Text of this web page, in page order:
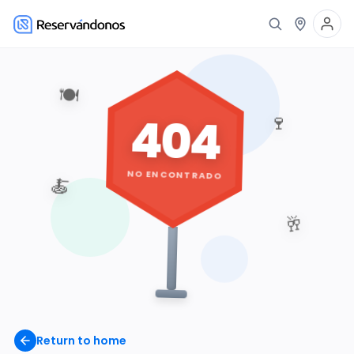
Return to home
🍽️
🍷
🥂
🍝
404
NO ENCONTRADO